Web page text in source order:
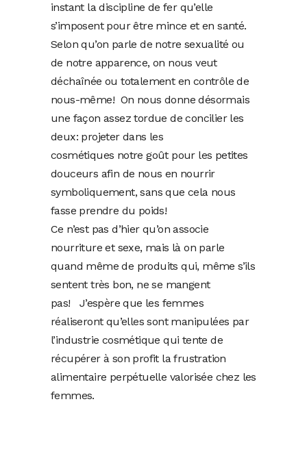
instant la discipline de fer qu’elle
s’imposent pour être mince et en santé.
Selon qu’on parle de notre sexualité ou
de notre apparence, on nous veut
déchaînée ou totalement en contrôle de
nous-même! On nous donne désormais
une façon assez tordue de concilier les
deux: projeter dans les
cosmétiques notre goût pour les petites
douceurs afin de nous en nourrir
symboliquement, sans que cela nous
fasse prendre du poids!
Ce n’est pas d’hier qu’on associe
nourriture et sexe, mais là on parle
quand même de produits qui, même s’ils
sentent très bon, ne se mangent
pas! J’espère que les femmes
réaliseront qu’elles sont manipulées par
l’industrie cosmétique qui tente de
récupérer à son profit la frustration
alimentaire perpétuelle valorisée chez les
femmes.